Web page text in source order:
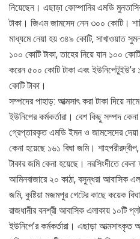
নিয়েছেন। এছাড়া কোম্পানির এমডি
টাকা। জিএম জামসেদ নেন ৩০০ কোটি।
মাধ্যমে নেয়া হয় ৩৪৯ কোটি, সাখাওয়াত
১০০ কোটি টাকা, তাহের নিয়ে যান ১০০
করেন ৫০০ কোটি টাকা এবং
কোটি টাকা।
সম্পদের পাহাড়: আত্মসাৎ করা টাকা দিয়ে
ইউনিপের কর্মকর্তারা। বেশ কিছু সম্পদ
গ্রেপ্তারকৃত এমডি ইমন ও জামসেদের
কেনা হয়েছে ১৬১ বিঘা জমি। শাহপরীরদ্বীপ,
টাকার জমি কেনা হয়েছে। নরসিংদীতে
আমিনবাজারে ২০ কাঠা, বসুন্ধরা আবাসিক
জমি, কুষ্টিয়া মজমপুর গেটের কাছে কয়েক
রাজধানীর বনশ্রী আবাসিক এলাকায় ১০টি
ইউনিপে’র কর্মকর্তারা। এছাড়া আত্মসাৎকৃত